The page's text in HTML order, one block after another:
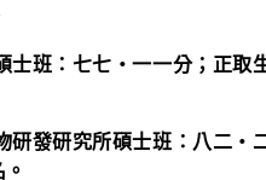
士班：七七‧一一分；正取
研發研究所碩士班：八二‧